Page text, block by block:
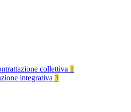
collettiva 1
integrativa 3